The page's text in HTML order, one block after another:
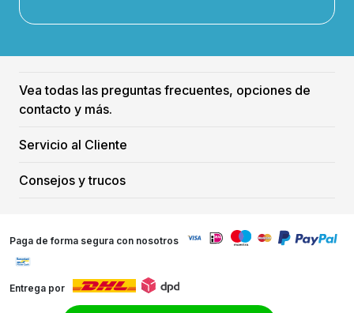
Vea todas las preguntas frecuentes, opciones de
contacto y más.
Servicio al Cliente
Consejos y trucos
Paga de forma segura con nosotros
Entrega por